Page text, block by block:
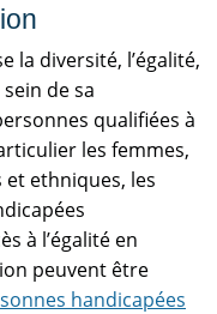
la diversité, l’égalité,
de sa
qualifiées à
les femmes,
ethniques, les
à l’égalité en
peuvent être
handicapées